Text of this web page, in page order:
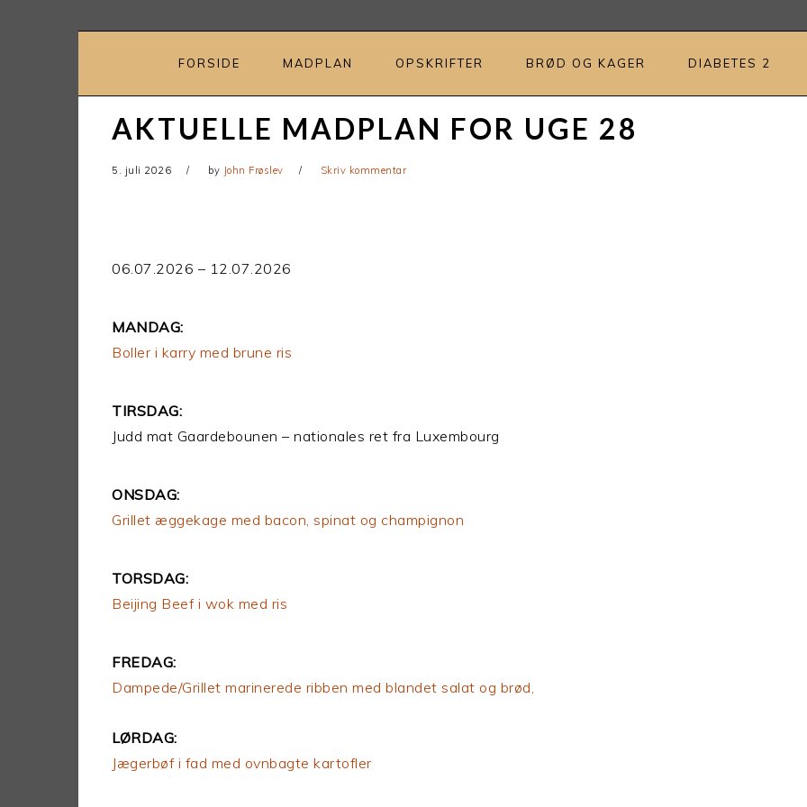
FORSIDE MADPLAN OPSKRIFTER BRØD OG KAGER DIABETES 2
AKTUELLE MADPLAN FOR UGE 28
5. juli 2026 by John Frøslev Skriv kommentar
06.07.2026 – 12.07.2026
MANDAG:
Boller i karry med brune ris
TIRSDAG:
Judd mat Gaardebounen – nationales ret fra
ONSDAG:
Grillet æggekage med bacon, spinat og champignon
TORSDAG:
Beijing Beef i wok med ris
FREDAG:
Dampede/Grillet marinerede ribben med blandet salat og brød,
LØRDAG:
Jægerbøf i fad med ovnbagte kartofler